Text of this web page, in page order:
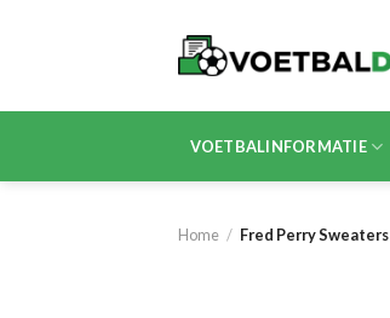
VOETBALINFORMATIE
Home / Fred Perry Sweaters